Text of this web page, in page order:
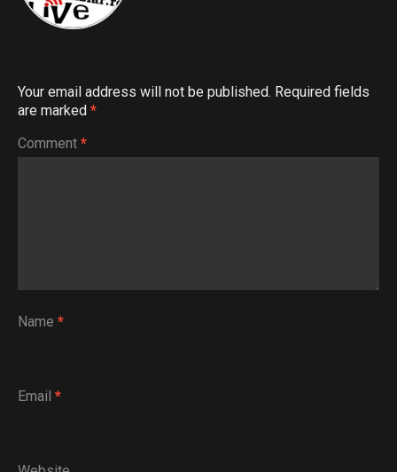
Your email address will not be published. Required fields
are marked *
Comment *
Name *
Email *